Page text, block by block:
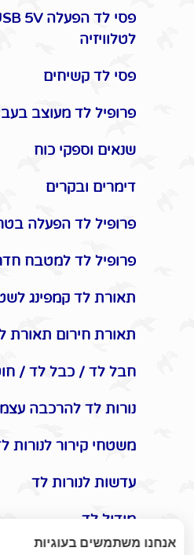
לטלוויזיה
פסי לד קשיחים
פרופיל לד מעוצב
שנאים וספקי כוח
דימרים ובקרים
פרופיל לד הפעלה
פרופיל לד למטבח
תאורת לד קמפינג
תאורת חירום תאורת
חבל לד / כבל לד /
נורות לד להרכבה
משטחי קירור לנורות
עדשות לנורות לד
מודול לד
אנחנו משתמשים בעוגיות